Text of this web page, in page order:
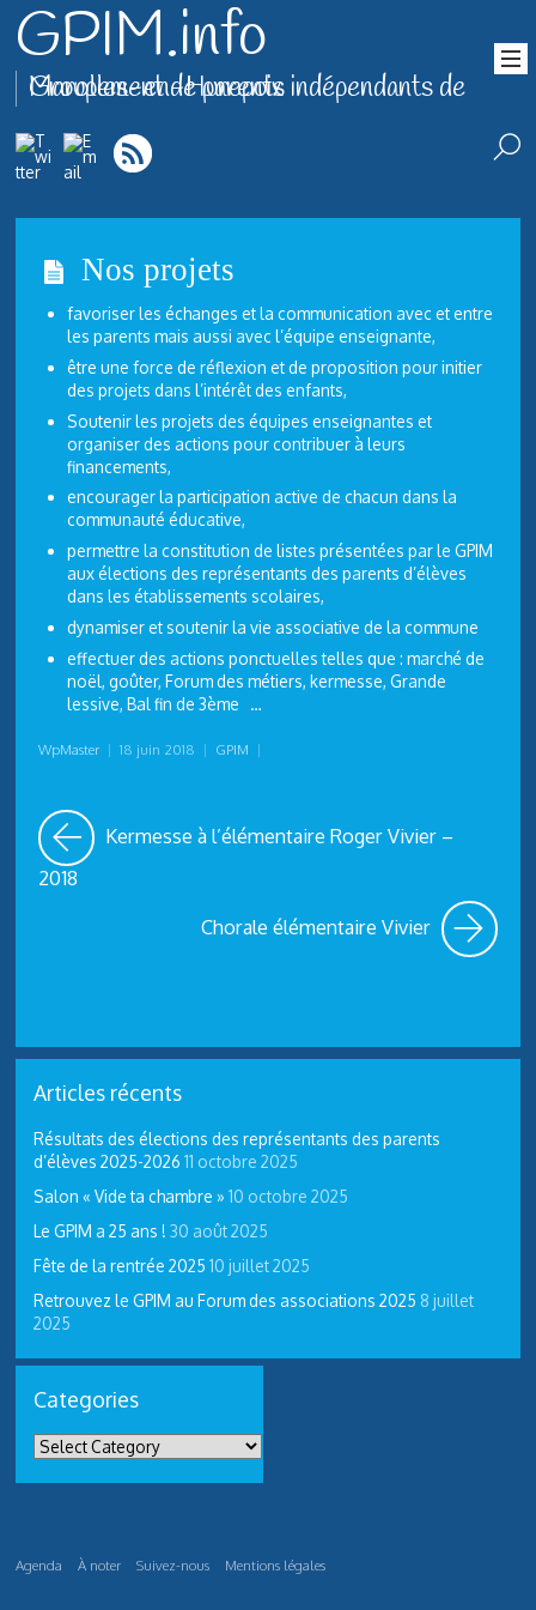
GPIM.info
Groupement de parents indépendants de Marolles-en-Hurepoix
Nos projets
favoriser les échanges et la communication avec et entre
les parents mais aussi avec l’équipe enseignante,
être une force de réflexion et de proposition pour initier
des projets dans l’intérêt des enfants,
Soutenir les projets des équipes enseignantes et
organiser des actions pour contribuer à leurs
financements,
encourager la participation active de chacun dans la
communauté éducative,
permettre la constitution de listes présentées par le GPIM
aux élections des représentants des parents d’élèves
dans les établissements scolaires,
dynamiser et soutenir la vie associative de la commune
effectuer des actions ponctuelles telles que : marché de
noël, goûter, Forum des métiers, kermesse, Grande
lessive, Bal fin de 3ème …
WpMaster | 18 juin 2018 | GPIM |
Kermesse à l’élémentaire Roger Vivier –
2018
Chorale élémentaire Vivier
Articles récents
Résultats des élections des représentants des parents
d’élèves 2025-2026 11 octobre 2025
Salon « Vide ta chambre » 10 octobre 2025
Le GPIM a 25 ans ! 30 août 2025
Fête de la rentrée 2025 10 juillet 2025
Retrouvez le GPIM au Forum des associations 2025 8 juillet
2025
Categories
Agenda À noter Suivez-nous Mentions légales